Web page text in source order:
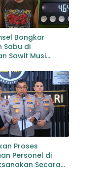
Bongkar
Sabu di
Sawit Musi
Bukti Sabu
Proses
Personel di
Secara